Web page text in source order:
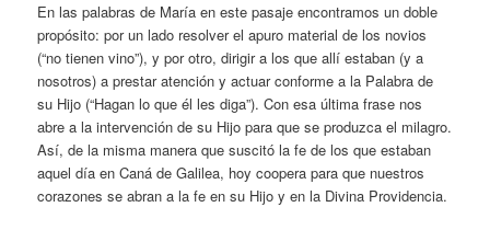
En las palabras de María en este pasaje encontramos un doble
propósito: por un lado resolver el apuro material de los novios
(“no tienen vino”), y por otro, dirigir a los que allí estaban (y a
nosotros) a prestar atención y actuar conforme a la Palabra de
su Hijo (“Hagan lo que él les diga”). Con esa última frase nos
abre a la intervención de su Hijo para que se produzca el milagro.
Así, de la misma manera que suscitó la fe de los que estaban
aquel día en Caná de Galilea, hoy coopera para que nuestros
corazones se abran a la fe en su Hijo y en la Divina Providencia.